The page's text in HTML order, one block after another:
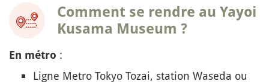
Comment se rendre au Yayoi
Kusama Museum ?
En métro :
Ligne Metro Tokyo Tozai, station Waseda ou